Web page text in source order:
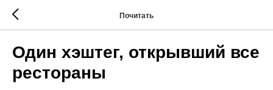
Почитать
Один хэштег, открывший все
рестораны